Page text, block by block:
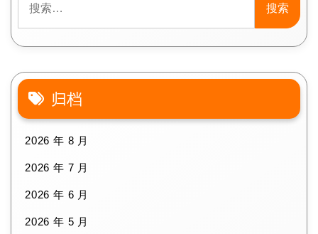
索：
归档
2026 年 8 月
2026 年 7 月
2026 年 6 月
2026 年 5 月